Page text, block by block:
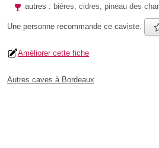
autres : bières, cidres, pineau des
Une personne recommande ce caviste.
Améliorer cette fiche
Autres caves à Bordeaux